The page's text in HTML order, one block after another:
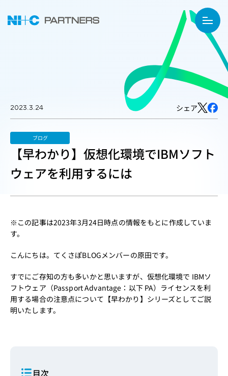
2023.3.24 シェア
ブログ
【早わかり】仮想化環境でIBMソフト
ウェアを利用するには
※この記事は2023年3月24日時点の情報をもとに作成していま
す。
こんにちは。てくさぽBLOGメンバーの原田です。
すでにご存知の方も多いかと思いますが、仮想化環境で IBMソ
フトウェア（Passport Advantage：以下 PA）ライセンスを利
用する場合の注意点について【早わかり】シリーズとしてご説
明いたします。
目次